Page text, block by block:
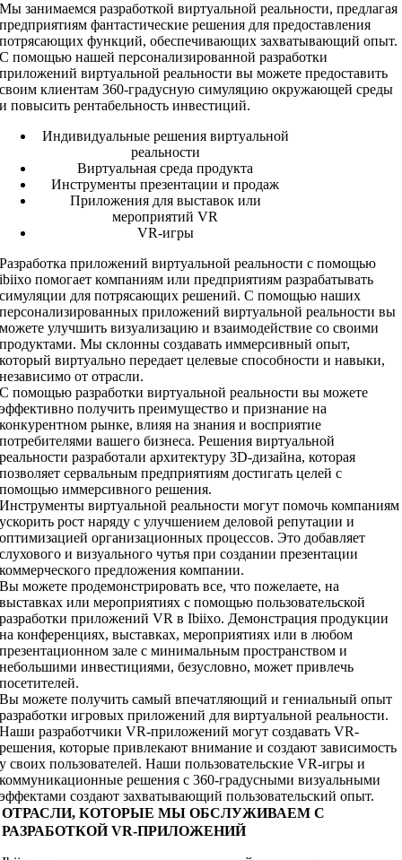
Мы занимаемся разработкой виртуальной реальности, предлагая
предприятиям фантастические решения для предоставления
потрясающих функций, обеспечивающих захватывающий опыт.
С помощью нашей персонализированной разработки
приложений виртуальной реальности вы можете предоставить
своим клиентам 360-градусную симуляцию окружающей среды
и повысить рентабельность инвестиций.
Индивидуальные решения виртуальной
реальности
Виртуальная среда продукта
Инструменты презентации и продаж
Приложения для выставок или
мероприятий VR
VR-игры
Разработка приложений виртуальной реальности с помощью
ibiixo помогает компаниям или предприятиям разрабатывать
симуляции для потрясающих решений. С помощью наших
персонализированных приложений виртуальной реальности вы
можете улучшить визуализацию и взаимодействие со своими
продуктами. Мы склонны создавать иммерсивный опыт,
который виртуально передает целевые способности и навыки,
независимо от отрасли.
С помощью разработки виртуальной реальности вы можете
эффективно получить преимущество и признание на
конкурентном рынке, влияя на знания и восприятие
потребителями вашего бизнеса. Решения виртуальной
реальности разработали архитектуру 3D-дизайна, которая
позволяет сервальным предприятиям достигать целей с
помощью иммерсивного решения.
Инструменты виртуальной реальности могут помочь компаниям
ускорить рост наряду с улучшением деловой репутации и
оптимизацией организационных процессов. Это добавляет
слухового и визуального чутья при создании презентации
коммерческого предложения компании.
Вы можете продемонстрировать все, что пожелаете, на
выставках или мероприятиях с помощью пользовательской
разработки приложений VR в Ibiixo. Демонстрация продукции
на конференциях, выставках, мероприятиях или в любом
презентационном зале с минимальным пространством и
небольшими инвестициями, безусловно, может привлечь
посетителей.
Вы можете получить самый впечатляющий и гениальный опыт
разработки игровых приложений для виртуальной реальности.
Наши разработчики VR-приложений могут создавать VR-
решения, которые привлекают внимание и создают зависимость
у своих пользователей. Наши пользовательские VR-игры и
коммуникационные решения с 360-градусными визуальными
эффектами создают захватывающий пользовательский опыт.
ОТРАСЛИ, КОТОРЫЕ МЫ ОБСЛУЖИВАЕМ С
РАЗРАБОТКОЙ VR-ПРИЛОЖЕНИЙ